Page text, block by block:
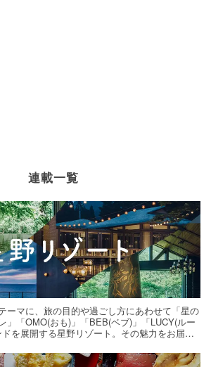
連載一覧
ーマに、旅の目的や過ごし方にあわせて「星の
」「OMO(おも)」「BEB(ベブ)」「LUCY(ルー
を展開する星野リゾート。その魅力をお届け